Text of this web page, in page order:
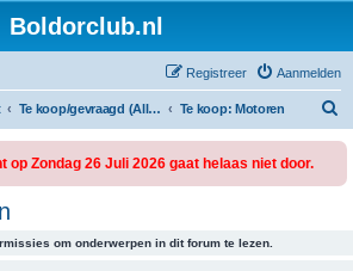
Boldorclub.nl
Aanmelden
Registreer
Te koop/gevraagd (Alleen Clubleden) Te koop: Motoren
op Zondag 26 Juli 2026 gaat helaas niet door.
om onderwerpen in dit forum te lezen.